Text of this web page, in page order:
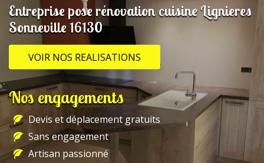
Entreprise pose rénovation cuisine Lignieres
Sonneville 16130
VOIR NOS REALISATIONS
Nos engagements
Devis et déplacement gratuits
Sans engagement
Artisan passionné